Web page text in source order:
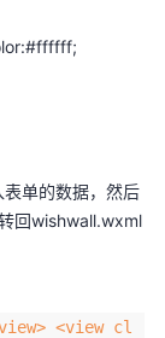
单的数据，然后
回wishwall.wxml
<view cl